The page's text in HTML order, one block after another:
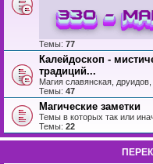
Темы: 77
Калейдоскоп -
традиций...
Магия славянская,
Темы: 47
Магические заметки
Темы в которых так или
Темы: 22